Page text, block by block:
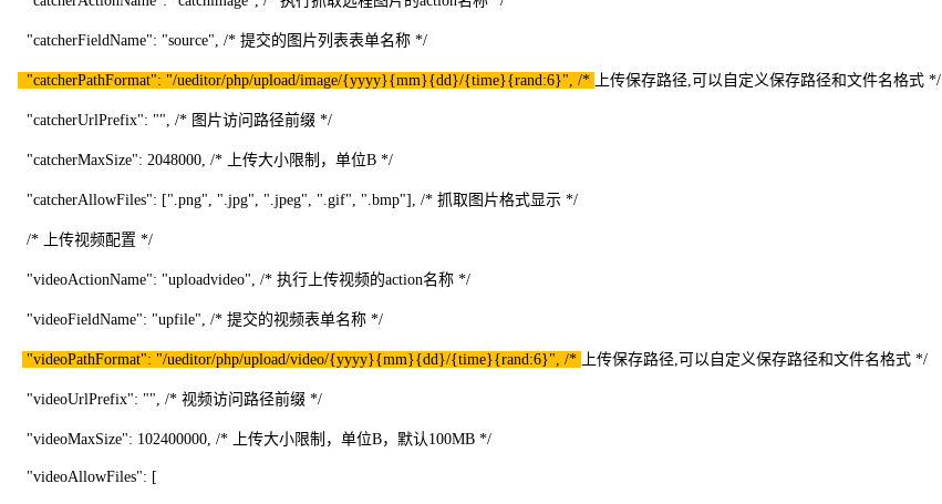
"catcherFieldName": "source", /* 提交的图片列表表单名称 */
"catcherPathFormat": "/ueditor/php/upload/image/{yyyy}{mm}{dd}/{time}{rand:6}", /* 上传保存路径,可以自定义保存路径和文件名格式 */
"catcherUrlPrefix": "", /* 图片访问路径前缀 */
"catcherMaxSize": 2048000, /* 上传大小限制，单位B */
"catcherAllowFiles": [".png", ".jpg", ".jpeg", ".gif", ".bmp"], /* 抓取图片格式显示 */
/* 上传视频配置 */
"videoActionName": "uploadvideo", /* 执行上传视频的action名称 */
"videoFieldName": "upfile", /* 提交的视频表单名称 */
"videoPathFormat": "/ueditor/php/upload/video/{yyyy}{mm}{dd}/{time}{rand:6}", /* 上传保存路径,可以自定义保存路径和文件名格式 */
"videoUrlPrefix": "", /* 视频访问路径前缀 */
"videoMaxSize": 102400000, /* 上传大小限制，单位B，默认100MB */
"videoAllowFiles": [